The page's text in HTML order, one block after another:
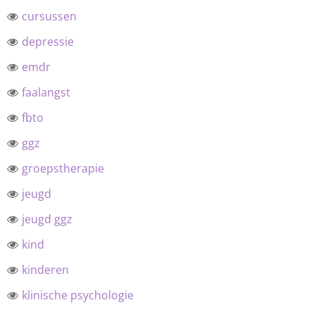
cursussen
depressie
emdr
faalangst
fbto
ggz
groepstherapie
jeugd
jeugd ggz
kind
kinderen
klinische psychologie